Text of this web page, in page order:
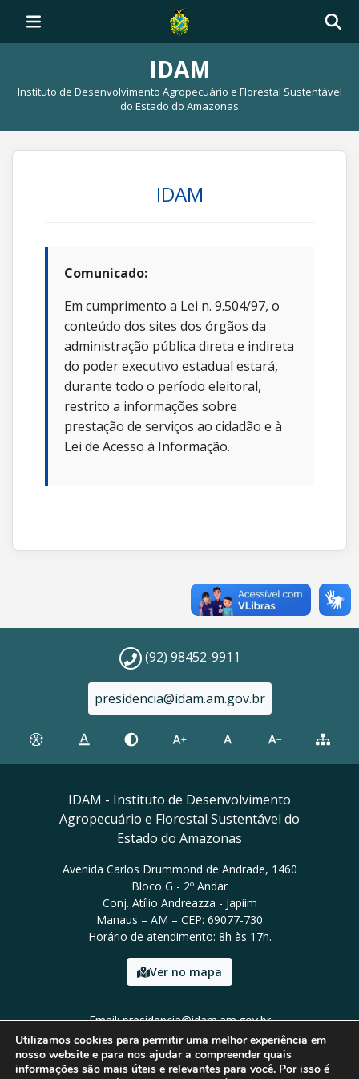
IDAM
Instituto de Desenvolvimento Agropecuário e Florestal Sustentável
do Estado do Amazonas
IDAM
Comunicado:
Em cumprimento a Lei n. 9.504/97, o
conteúdo dos sites dos órgãos da
administração pública direta e indireta
do poder executivo estadual estará,
durante todo o período eleitoral,
restrito a informações sobre
prestação de serviços ao cidadão e à
Lei de Acesso à Informação.
(92) 98452-9911
presidencia@idam.am.gov.br
IDAM - Instituto de Desenvolvimento
Agropecuário e Florestal Sustentável do
Estado do Amazonas
Avenida Carlos Drummond de Andrade, 1460
Bloco G - 2º Andar
Conj. Atílio Andreazza - Japiim
Manaus – AM – CEP: 69077-730
Horário de atendimento: 8h às 17h.
Ver no mapa
Email: presidencia@idam.am.gov.br
Tel: (92) 98452-9911
Utilizamos cookies para permitir uma melhor experiência em
nosso website e para nos ajudar a compreender quais
informações são mais úteis e relevantes para você. Por isso é